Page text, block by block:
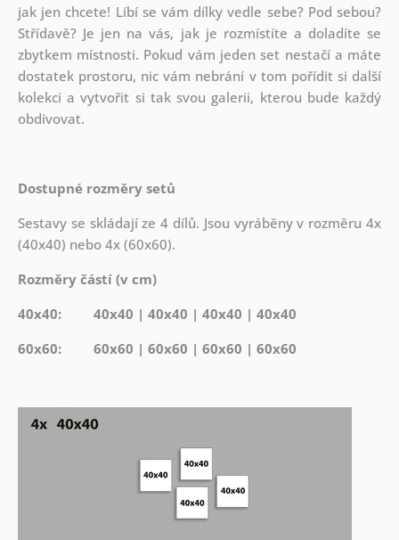
jak jen chcete! Líbí se vám dílky vedle sebe? Pod sebou?
Střídavě? Je jen na vás, jak je rozmístíte a doladíte se
zbytkem místnosti. Pokud vám jeden set nestačí a máte
dostatek prostoru, nic vám nebrání v tom pořídit si další
kolekci a vytvořit si tak svou galerii, kterou bude každý
obdivovat.
Dostupné rozměry setů
Sestavy se skládají ze 4 dílů. Jsou vyráběny v rozměru 4x
(40x40) nebo 4x (60x60).
Rozměry částí (v cm)
40x40: 40x40 | 40x40 | 40x40 | 40x40
60x60: 60x60 | 60x60 | 60x60 | 60x60